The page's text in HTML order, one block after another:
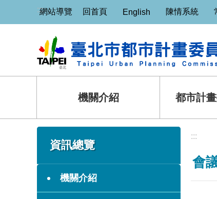
跳到主要內容區塊
:::網站導覽 回首頁 English 陳情系統
機關介紹 都市計
:::
資訊總覽
機關介紹
:::
會